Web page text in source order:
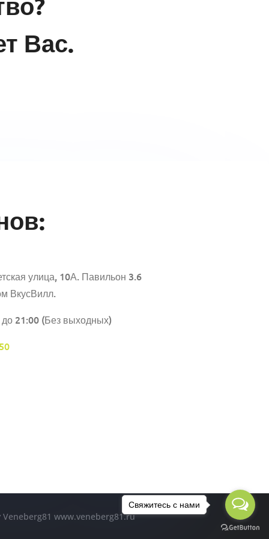
Вас.
улица, 10А. Павильон 3.6
ВкусВилл.
21:00 (Без выходных)
www.veneberg81.ru
Свяжитесь с нами